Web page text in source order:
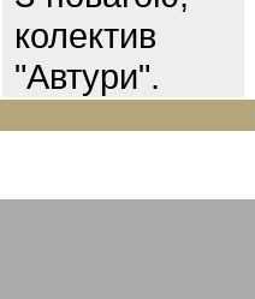
колектив
"Автури".